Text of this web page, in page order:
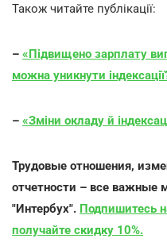
Також читайте публікації:
– «Підвищено зарплату
можна уникнути
– «Зміни окладу й
Трудовые отношения,
отчетности – все важные
"Интербух". Подпишитесь
получайте скидку 10%.